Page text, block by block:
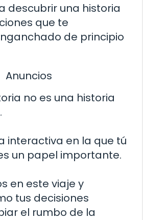
descubrir una historia
que te
de principio
Anuncios
no es una historia
interactiva en la que tú
un papel importante.
en este viaje y
tus decisiones
el rumbo de la